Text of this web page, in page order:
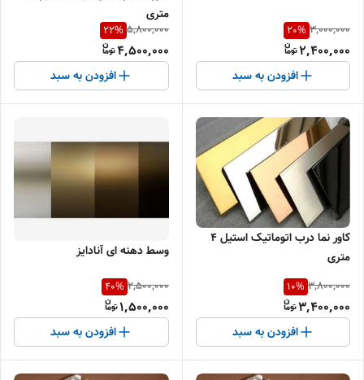
3,000,000
20%
2,400,000
افزودن به سبد
متری
5,800,000
22%
4,500,000
افزودن به سبد
کاور نما درب اتوماتیک استیل ۴
متری
3,800,000
10%
3,400,000
افزودن به سبد
وسط دهنه ای آنادایز
2,500,000
40%
1,500,000
افزودن به سبد